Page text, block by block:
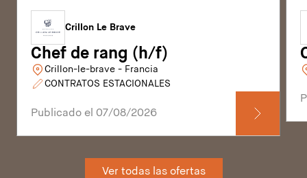
Crillon Le Brave
Chef de rang (h/f)
Crillon-le-brave - Francia
CONTRATOS ESTACIONALES
Publicado el 07/08/2026
Ver todas las ofertas